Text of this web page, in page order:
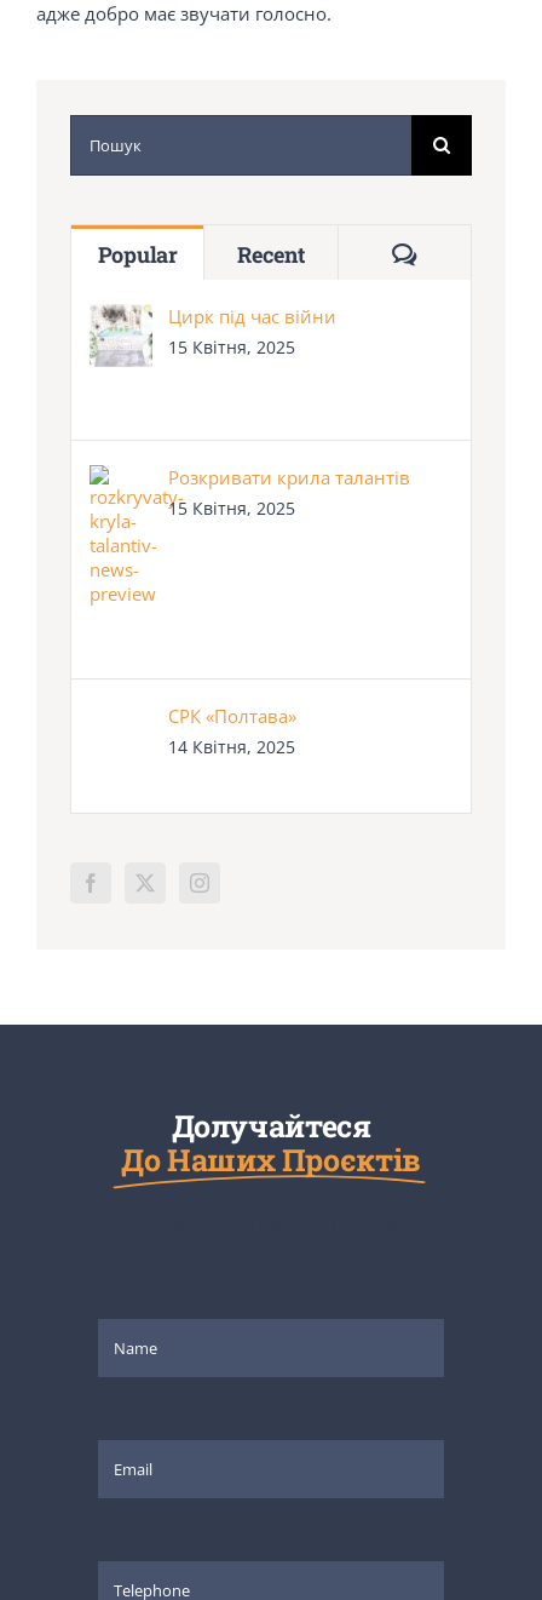
адже добро має звучати голосно.
Popular Recent Comments
Цирк під час війни
15 Квітня, 2025
Розкривати крила талантів
15 Квітня, 2025
СРК «Полтава»
14 Квітня, 2025
Долучайтеся
До Наших Проєктів